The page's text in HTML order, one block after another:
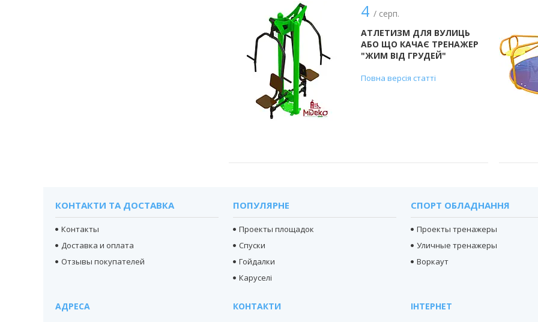
4/ серп.
АТЛЕТИЗМ ДЛЯ ВУЛИЦЬ
АБО ЩО КАЧАЄ ТРЕНАЖЕР
"ЖИМ ВІД ГРУДЕЙ"
Повна версія статті
КОНТАКТИ ТА ДОСТАВКА
Контакты
Доставка и оплата
Отзывы покупателей
ПОПУЛЯРНЕ
Проекты площадок
Спуски
Гойдалки
Каруселі
СПОРТ ОБЛАДНАННЯ
Проекты тренажеры
Уличные тренажеры
Воркаут